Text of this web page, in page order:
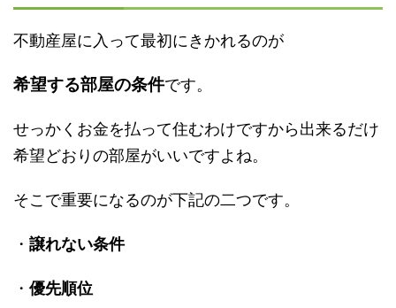
不動産屋に入って最初にきかれるのが
希望する部屋の条件です。
せっかくお金を払って住むわけですから出来るだけ
希望どおりの部屋がいいですよね。
そこで重要になるのが下記の二つです。
・ 譲れない条件
・ 優先順位